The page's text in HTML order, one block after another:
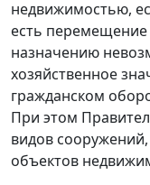
недвижимостью,
есть
назначению
хозяйственное
гражданском
При этом
видов
объектов